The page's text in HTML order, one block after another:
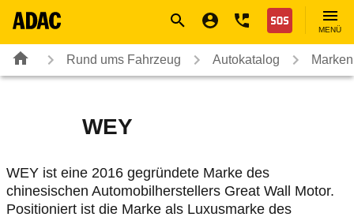
Nothilfe
MENÜ
Rund ums Fahrzeug Autokatalog
WEY
WEY ist eine 2016 gegründete Marke des
chinesischen Automobilherstellers Great Wall Motor.
Positioniert ist die Marke als Luxusmarke des